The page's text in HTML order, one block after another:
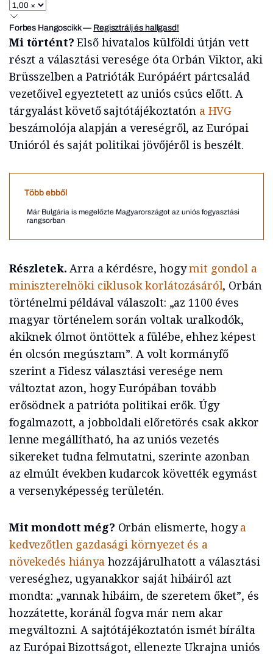
Forbes Hangoscikk— Regisztrálj és hallgasd!
Mi történt? Első hivatalos külföldi útján vett
részt a választási veresége óta Orbán Viktor, aki
Brüsszelben a Patrióták Európáért pártcsalád
vezetőivel egyeztetett az uniós csúcs előtt. A
tárgyalást követő sajtótájékoztatón a HVG
beszámolója alapján a vereségről, az Európai
Unióról és saját politikai jövőjéről is beszélt.
Több ebből
Már Bulgária is megelőzte Magyarországot az uniós fogyasztási
rangsorban
Részletek. Arra a kérdésre, hogymit gondol a
miniszterelnöki ciklusok korlátozásáról, Orbán
történelmi példával válaszolt: „az 1100 éves
magyar történelem során voltak uralkodók,
akiknek ólmot öntöttek a fülébe, ehhez képest
én olcsón megúsztam”. A volt kormányfő
szerint a Fidesz választási veresége nem
változtat azon, hogy Európában tovább
erősödnek a patrióta politikai erők. Úgy
fogalmazott, a jobboldali előretörés csak akkor
lenne megállítható, ha az uniós vezetés
sikereket tudna felmutatni, szerinte azonban
az elmúlt években kudarcok követték egymást
a versenyképesség területén.
Mit mondott még? Orbán elismerte, hogya
kedvezőtlen gazdasági környezet és a
növekedés hiánya hozzájárulhatott a választási
vereséghez, ugyanakkor saját hibáiról azt
mondta: „vannak hibáim, de szeretem őket”, és
hozzátette, koránál fogva már nem akar
megváltozni. A sajtótájékoztatón ismét bírálta
az Európai Bizottságot, ellenezte Ukrajna uniós